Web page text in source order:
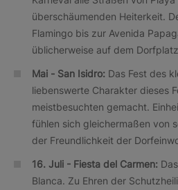
überschäumenden Heiterkeit.
Flamingo bis zur Avenida
üblicherweise auf dem
Mai - San Isidro: Das Fest des
liebenswerte Charakter dieses
meistbesuchten gemacht.
fühlen sich gleichermaßen von
der Freundlichkeit der
16. Juli - Fiesta del Carmen:
Blanca. Zu Ehren der